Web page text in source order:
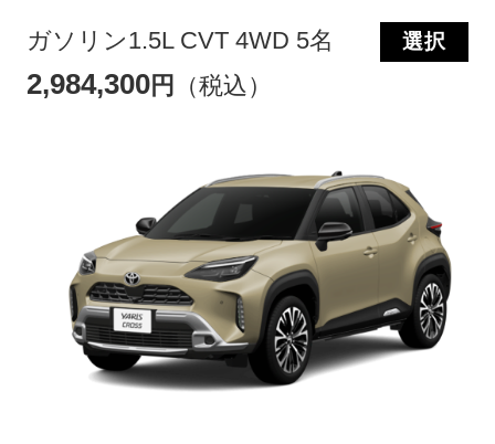
ガソリン1.5L CVT 4WD 5名
2,984,300円 （税込）
選択